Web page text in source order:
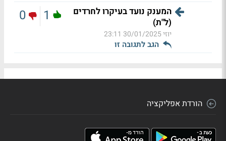
המענק נועד בעיקרו לחרדים
(ל"ת)
יוזי30/01/2025 23:11
הגב לתגובה זו
1
0
הורדת אפליקציה